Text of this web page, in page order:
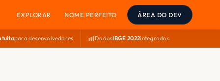
EXPLORAR NOME PERFEITO ÁREA DO DEV
para desenvolvedores DadosIBGE 2022integrados